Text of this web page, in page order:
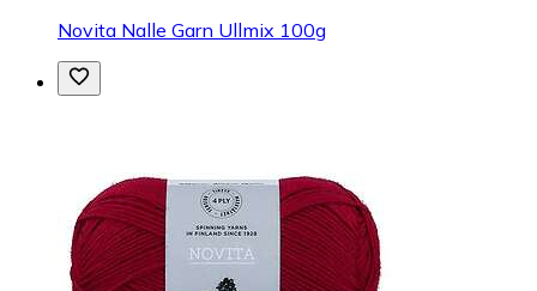
Novita Nalle Garn Ullmix 100g